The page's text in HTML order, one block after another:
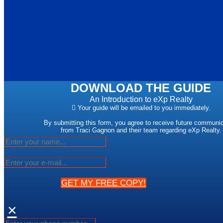
DOWNLOAD THE GUIDE
An Introduction to eXp Realty
Your guide will be emailed to you immediately.
By submitting this form, you agree to receive future
from Traci Gagnon and their team regarding eXp Realty.
GET MY FREE COPY!
×